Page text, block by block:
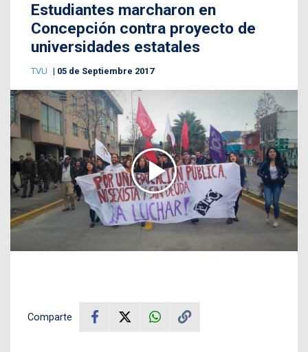
Estudiantes marcharon en
Concepción contra proyecto de
universidades estatales
TVU 05 de Septiembre 2017
Comparte